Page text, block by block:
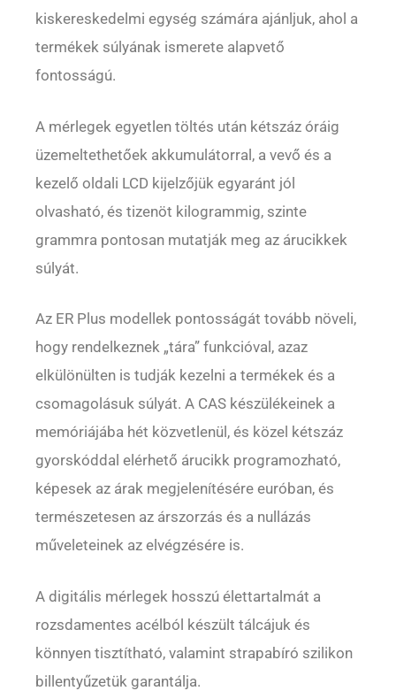
kiskereskedelmi egység számára ajánljuk, ahol a
termékek súlyának ismerete alapvető
fontosságú.
A mérlegek egyetlen töltés után kétszáz óráig
üzemeltethetőek akkumulátorral, a vevő és a
kezelő oldali LCD kijelzőjük egyaránt jól
olvasható, és tizenöt kilogrammig, szinte
grammra pontosan mutatják meg az árucikkek
súlyát.
Az ER Plus modellek pontosságát tovább növeli,
hogy rendelkeznek „tára” funkcióval, azaz
elkülönülten is tudják kezelni a termékek és a
csomagolásuk súlyát. A CAS készülékeinek a
memóriájába hét közvetlenül, és közel kétszáz
gyorskóddal elérhető árucikk programozható,
képesek az árak megjelenítésére euróban, és
természetesen az árszorzás és a nullázás
műveleteinek az elvégzésére is.
A digitális mérlegek hosszú élettartalmát a
rozsdamentes acélból készült tálcájuk és
könnyen tisztítható, valamint strapabíró szilikon
billentyűzetük garantálja.